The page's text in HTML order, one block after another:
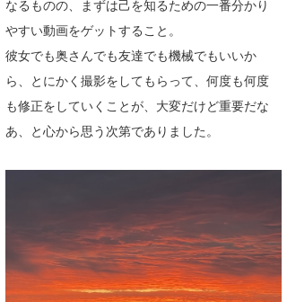
なるものの、まずは己を知るための一番分かり
やすい動画をゲットすること。
彼女でも奥さんでも友達でも機械でもいいか
ら、とにかく撮影をしてもらって、何度も何度
も修正をしていくことが、大変だけど重要だな
あ、と心から思う次第でありました。